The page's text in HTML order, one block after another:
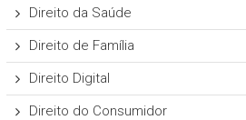
Direito da Saúde
Direito de Família
Direito Digital
Direito do Consumidor